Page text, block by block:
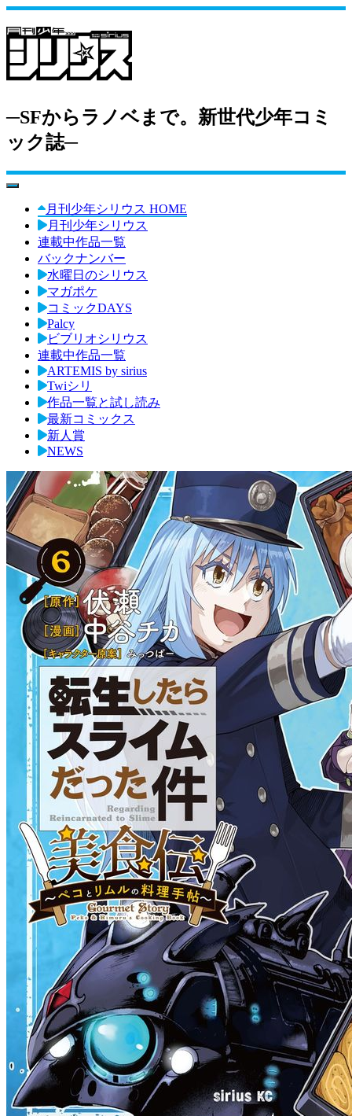
─SFからラノベまで。新世代少年コミ
ック誌─
toggle navigation
月刊少年シリウス HOME
月刊少年シリウス
連載中作品一覧
バックナンバー
水曜日のシリウス
マガポケ
コミックDAYS
Palcy
ビブリオシリウス
連載中作品一覧
ARTEMIS by sirius
Twiシリ
作品一覧と試し読み
最新コミックス
新人賞
NEWS